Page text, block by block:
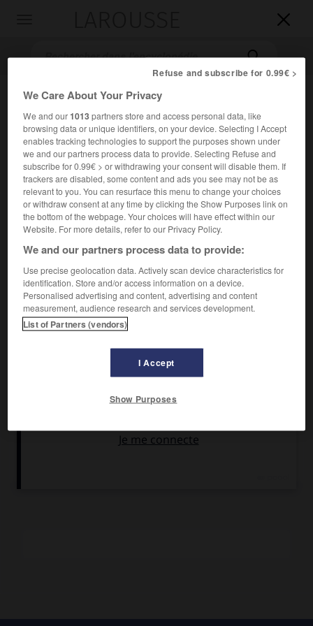


Accueil>Encyclopédie [litterature]> Elmer Diktonius
ElmerDiktonius
Cet article est extrait de l'ouvrage Larousse « Dictionnaire
mondial des littératures ».
Écrivain et compositeur finlandais (Helsinki 1896 – id. 1961).
la musique pour devenir la personnalité majeure de la
poésie moderniste qu'il lança avec
(1922). Son lyrisme marqué, sous l'influence
des expressionnistes allemands, mais il subit également
a traduits (Houille,1927 ;Fort mais sombre,1930 ;Herbe et
Refuse and subscribe for 0.99€ >
We Care About Your Privacy
We and our1013partners store and access personal data, like
browsing data or unique identifiers, on your device. Selecting I Accept
enables tracking technologies to support the purposes shown under
we and our partners process data to provide. Selecting Refuse and
subscribe for 0.99€ > or withdrawing your consent will disable them. If
trackers are disabled, some content and ads you see may not be as
relevant to you. You can resurface this menu to change your choices
or withdraw consent at any time by clicking the Show Purposes link on
the bottom of the webpage. Your choices will have effect within our
Website. For more details, refer to our Privacy Policy.
We and our partners process data to provide:
Use precise geolocation data. Actively scan device characteristics for
identification. Store and/or access information on a device.
Personalised advertising and content, advertising and content
measurement, audience research and services development.
List of Partners (vendors)
I Accept
Show Purposes